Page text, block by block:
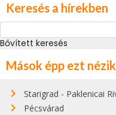
Keresés a hírekben
Bővített keresés
Mások épp ezt nézik
Starigrad - Paklenicai
Pécsvárad